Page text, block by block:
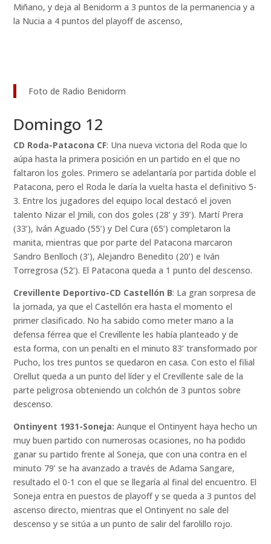
Miñano, y deja al Benidorm a 3 puntos de la permanencia y a
la Nucia a 4 puntos del playoff de ascenso,
Foto de Radio Benidorm
Domingo 12
CD Roda-Patacona CF: Una nueva victoria del Roda que lo
aúpa hasta la primera posición en un partido en el que no
faltaron los goles. Primero se adelantaría por partida doble el
Patacona, pero el Roda le daría la vuelta hasta el definitivo 5-
3. Entre los jugadores del equipo local destacó el joven
talento Nizar el Jmili, con dos goles (28’ y 39’). Martí Prera
(33’), Iván Aguado (55’) y Del Cura (65’) completaron la
manita, mientras que por parte del Patacona marcaron
Sandro Benlloch (3’), Alejandro Benedito (20’) e Iván
Torregrosa (52’). El Patacona queda a 1 punto del descenso.
Crevillente Deportivo-CD Castellón B: La gran sorpresa de
la jornada, ya que el Castellón era hasta el momento el
primer clasificado. No ha sabido como meter mano a la
defensa férrea que el Crevillente les había planteado y de
esta forma, con un penalti en el minuto 83’ transformado por
Pucho, los tres puntos se quedaron en casa. Con esto el filial
Orellut queda a un punto del líder y el Crevillente sale de la
parte peligrosa obteniendo un colchón de 3 puntos sobre
descenso.
Ontinyent 1931-Soneja: Aunque el Ontinyent haya hecho un
muy buen partido con numerosas ocasiones, no ha podido
ganar su partido frente al Soneja, que con una contra en el
minuto 79’ se ha avanzado a través de Adama Sangare,
resultado el 0-1 con el que se llegaría al final del encuentro. El
Soneja entra en puestos de playoff y se queda a 3 puntos del
ascenso directo, mientras que el Ontinyent no sale del
descenso y se sitúa a un punto de salir del farolillo rojo.